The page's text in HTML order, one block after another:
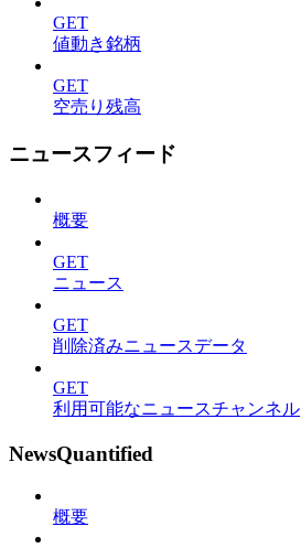
GET
値動き銘柄
GET
空売り残高
ニュースフィード
概要
GET
ニュース
GET
削除済みニュースデータ
GET
利用可能なニュースチャンネル
NewsQuantified
概要